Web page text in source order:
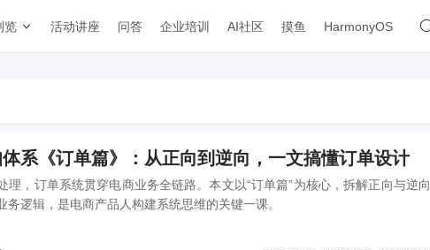
览 活动讲座 问答 企业培训 AI社区 摸鱼 HarmonyOS
系《订单篇》：从正向到逆向，一文搞懂订单设计
理，订单系统贯穿电商业务全链路。本文以“订单篇”为核心，拆解正向与逆向
务逻辑，是电商产品人构建系统思维的关键一课。